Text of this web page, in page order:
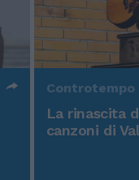
Controtempo
La rinascita
canzoni di